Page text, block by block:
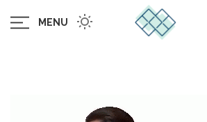
MENU